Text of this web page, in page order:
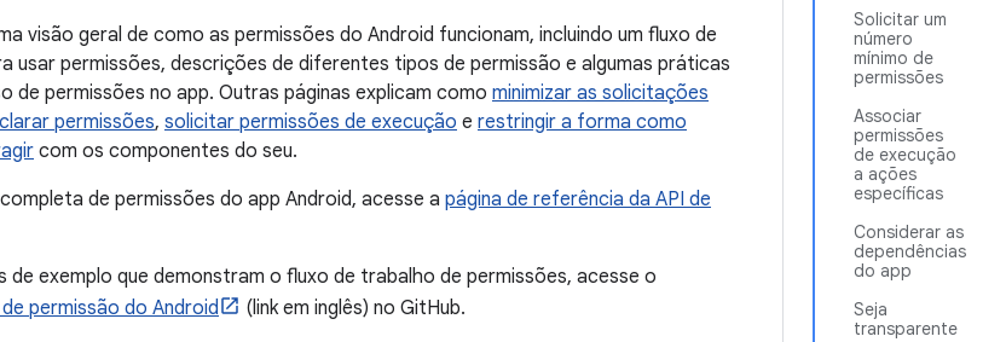
Solicitar um
número
mínimo de
permissões
Associar
permissões
de execução
a ações
específicas
Considerar as
dependências
do app
Seja
transparente
visão geral de como as permissões do Android funcionam, incluindo um fluxo de
usar permissões, descrições de diferentes tipos de permissão e algumas práticas
de permissões no app. Outras páginas explicam como minimizar as solicitações
permissões, solicitar permissões de execução e restringir a forma como
com os componentes do seu.
de permissões do app Android, acesse a página de referência da API de
de exemplo que demonstram o fluxo de trabalho de permissões, acesse o
permissão do Android
(link em inglês) no GitHub.